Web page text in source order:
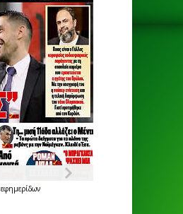
εφημερίδων